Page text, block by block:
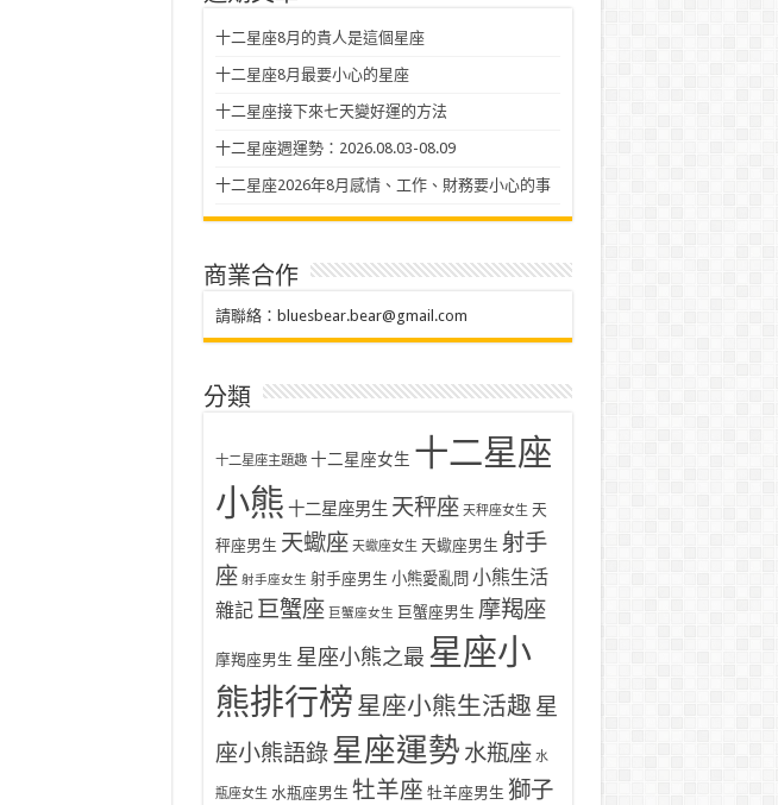
十二星座8月的貴人是這個星座
十二星座8月最要小心的星座
十二星座接下來七天變好運的方法
十二星座週運勢：2026.08.03-08.09
十二星座2026年8月感情、工作、財務要小心的事
商業合作
請聯絡： bluesbear.bear@gmail.com
分類
十二星座主題趣 十二星座女生 十二星座
小熊 十二星座男生 天秤座 天秤座女生 天
秤座男生 天蠍座 天蠍座女生 天蠍座男生 射手
座 射手座女生 射手座男生 小熊愛亂問 小熊生活
雜記 巨蟹座 巨蟹座女生 巨蟹座男生 摩羯座
摩羯座男生 星座小熊之最 星座小
熊排行榜 星座小熊生活趣 星
座小熊語錄星座運勢 水瓶座 水
瓶座女生 水瓶座男生 牡羊座 牡羊座男生 獅子